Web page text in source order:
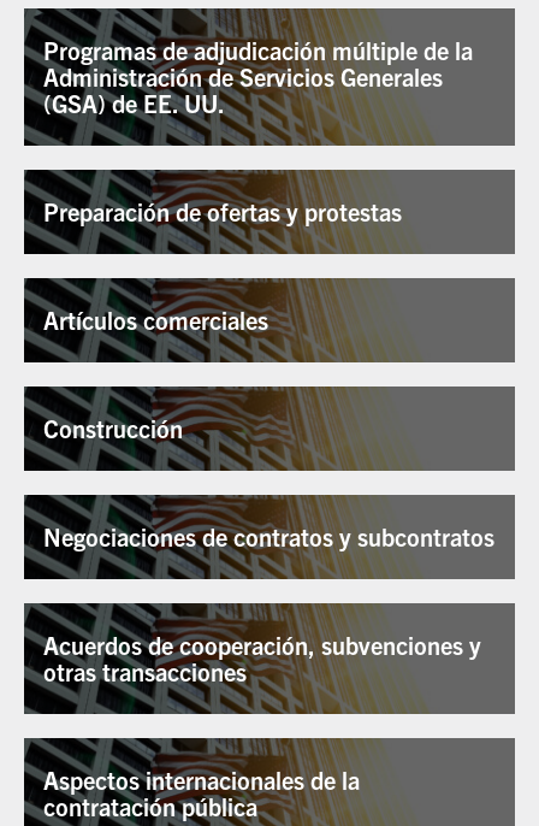
Programas de adjudicación múltiple de la
Administración de Servicios Generales
(GSA) de EE. UU.
Preparación de ofertas y protestas
Artículos comerciales
Construcción
Negociaciones de contratos y subcontratos
Acuerdos de cooperación, subvenciones y
otras transacciones
Aspectos internacionales de la
contratación pública